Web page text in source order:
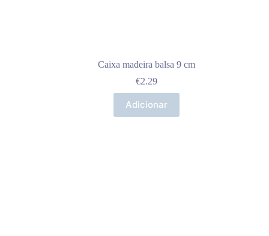
Caixa madeira balsa 9 cm
€2.29
Adicionar